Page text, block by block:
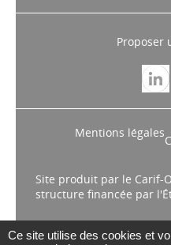
Proposer
Mentions légales
Site produit par le Carif-
structure financée par
Ce site utilise des cookies et